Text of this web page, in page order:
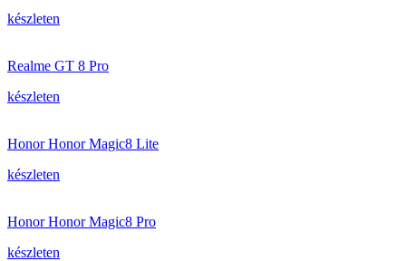
készleten
Realme GT 8 Pro
készleten
Honor Honor Magic8 Lite
készleten
Honor Honor Magic8 Pro
készleten